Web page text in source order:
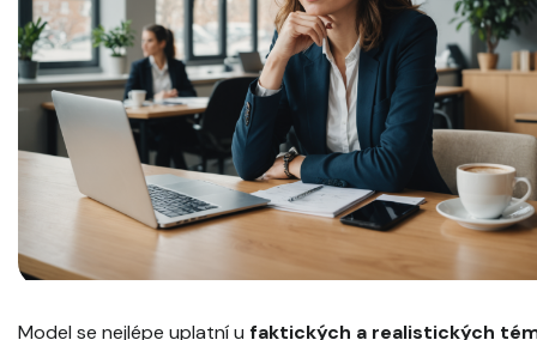
Model se nejlépe uplatní u faktických a realistických